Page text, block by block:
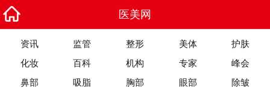
医美网
资讯 监管 整形 美体
护肤
化妆
百科 机构 专家
峰会
鼻部
吸脂 胸部 眼部
除皱